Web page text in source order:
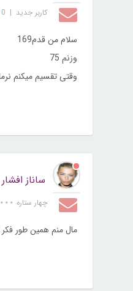
کاربر جديد |
0
سلام من قدم169
وزنم 75
وقتی تقسیم میکنم
ساناز افشار
چهار ستاره
مال منم همین طور